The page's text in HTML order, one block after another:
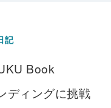
記
Book
ディングに挑戦